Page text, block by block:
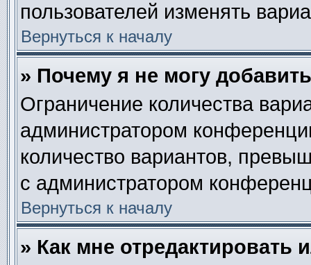
пользователей изменять
Вернуться к началу
» Почему я не могу
Ограничение количества
администратором
количество вариантов,
с администратором
Вернуться к началу
» Как мне отредактировать